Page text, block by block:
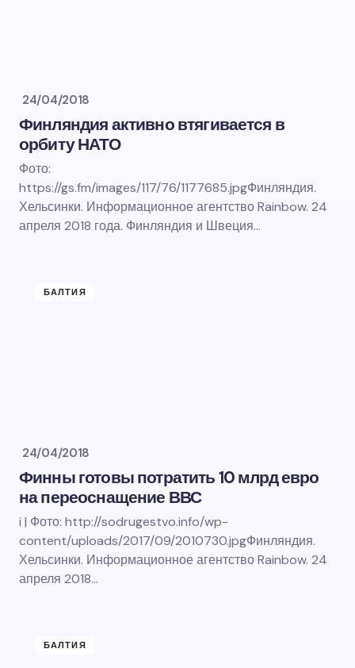
24/04/2018
Финляндия активно втягивается в
орбиту НАТО
Фото:
https://gs.fm/images/117/76/1177685.jpgФинляндия.
Хельсинки. Информационное агентство Rainbow. 24
апреля 2018 года. Финляндия и Швеция…
БАЛТИЯ
24/04/2018
Финны готовы потратить 10 млрд евро
на переоснащение ВВС
i | Фото: http://sodrugestvo.info/wp-
content/uploads/2017/09/2010730.jpgФинляндия.
Хельсинки. Информационное агентство Rainbow. 24
апреля 2018…
БАЛТИЯ